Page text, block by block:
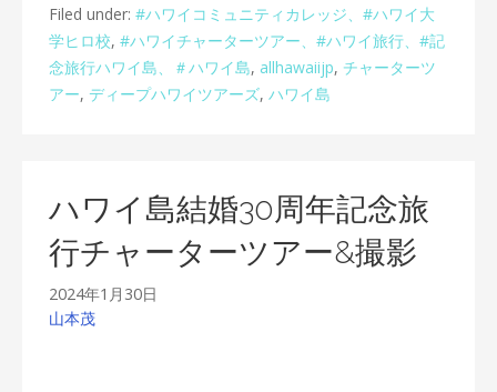
Filed under: #ハワイコミュニティカレッジ、#ハワイ大
学ヒロ校, #ハワイチャーターツアー、#ハワイ旅行、#記
念旅行ハワイ島、＃ハワイ島, allhawaiijp, チャーターツ
アー, ディープハワイツアーズ, ハワイ島
ハワイ島結婚30周年記念旅
行チャーターツアー&撮影
2024年1月30日
山本茂